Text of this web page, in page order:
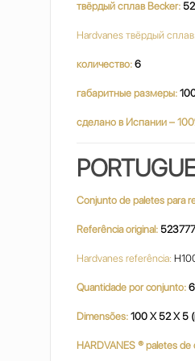
твёрдый сплав Becker:
Hardvanes твёрдый сплав:
количество: 6
габаритные размеры:
сделано в Испании –
Conjunto de paletes para
Referência original:
Hardvanes referência:
Quantidade por conjunto:6
Dimensões: 100 X 52 X 5
HARDVANES ® paletes